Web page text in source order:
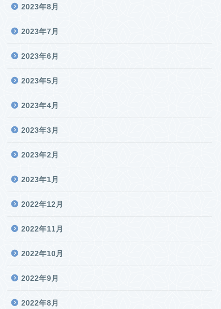
2023年8月
2023年7月
2023年6月
2023年5月
2023年4月
2023年3月
2023年2月
2023年1月
2022年12月
2022年11月
2022年10月
2022年9月
2022年8月